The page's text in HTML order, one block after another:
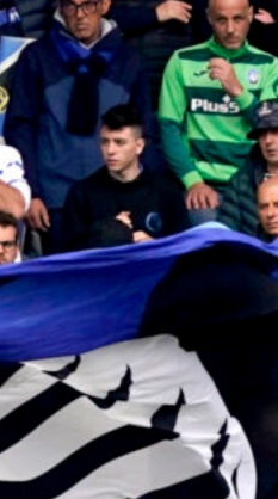
del Torino, ma
alle cessioni
recupera: Sarri
lui per lo Schalke